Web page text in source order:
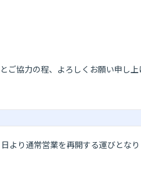
協力の程、よろしくお願い申し上
より通常営業を再開する運びとな